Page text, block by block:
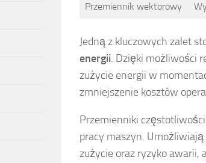
Przemiennik wektorowy
Jedną z kluczowych zalet
energii. Dzięki możliwości
zużycie energii w
zmniejszenie kosztów
Przemienniki
pracy maszyn.
zużycie oraz ryzyko awarii,